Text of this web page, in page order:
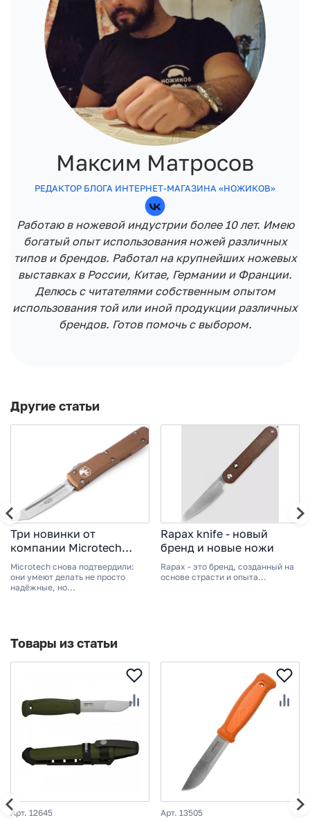
Максим Матросов
РЕДАКТОР БЛОГА ИНТЕРНЕТ-МАГАЗИНА «НОЖИКОВ»
Работаю в ножевой индустрии более 10 лет. Имею
богатый опыт использования ножей различных
типов и брендов. Работал на крупнейших ножевых
выставках в России, Китае, Германии и Франции.
Делюсь с читателями собственным опытом
использования той или иной продукции различных
брендов. Готов помочь с выбором.
Другие статьи
Три новинки от
компании Microtech
2024
Microtech снова подтвердили:
они умеют делать не просто
надёжные, но...
Rapax knife - новый
бренд и новые ножи
Rapax - это бренд, созданный на
основе страсти и опыта...
Товары из статьи
Арт. 12645 Арт. 13505